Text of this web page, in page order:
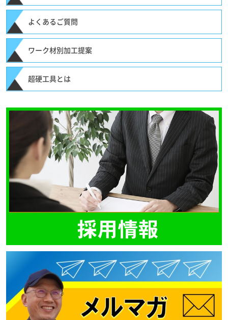
よくあるご質問
ワーク材別加工提案
超硬工具とは